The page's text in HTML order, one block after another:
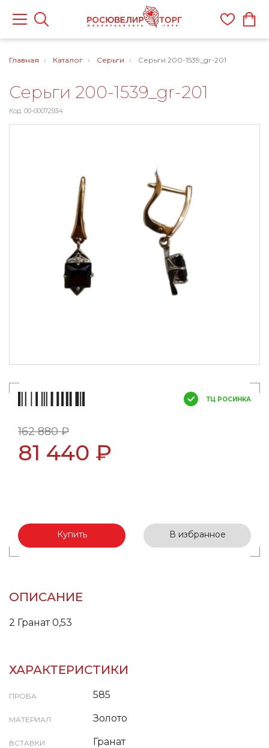
Главная Каталог Серьги Серьги 200-1539_gr-201
Серьги 200-1539_gr-201
Код: 00-00072934
ТЦ РОСИНКА
162 880 ₽
81 440 ₽
Купить В избранное
ОПИСАНИЕ
2 Гранат 0,53
ХАРАКТЕРИСТИКИ
ПРОБА 585
МАТЕРИАЛ Золото
ВСТАВКИ Гранат